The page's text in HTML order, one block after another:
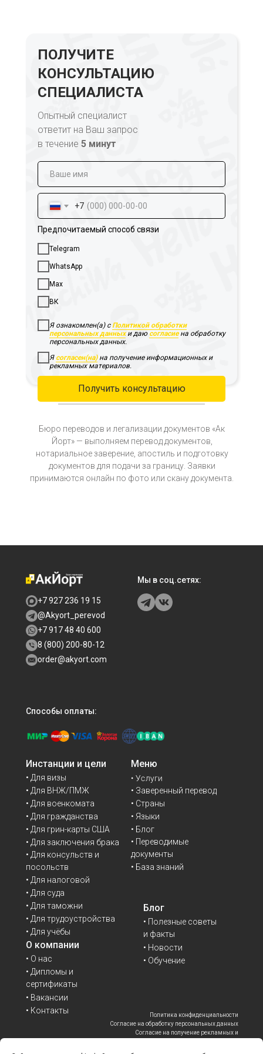
ПОЛУЧИТЕ
КОНСУЛЬТАЦИЮ
СПЕЦИАЛИСТА
Бюро переводов и легализации документов «Ак
Йорт» — выполняем перевод документов,
нотариальное заверение, апостиль и подготовку
документов для подачи за границу. Заявки
принимаются онлайн по фото или скану документа.
Опытный специалист
ответит на Ваш запрос
в течение 5 минут
+7
Предпочитаемый способ связи
Telegram
WhatsApp
Max
ВК
Я ознакомлен(а) сПолитикой обработки
персональных данныхи даю согласиена обработку
персональных данных.
Я согласен(на)на получение информационных и
рекламных материалов.
Получить консультацию
Блог
• Полезные советы
и факты
• Новости
• Обучение
Инстанции и цели
• Для визы
• Для ВНЖ/ПМЖ
• Для военкомата
• Для гражданства
• Для грин-карты США
• Для заключения брака
• Для консульств и
посольств
• Для налоговой
• Для суда
• Для таможни
• Для трудоустройства
• Для учёбы
Меню
• Услуги
• Заверенный перевод
• Страны
• Языки
• Блог
• Переводимые
документы
• База знаний
О компании
• О нас
• Дипломы и
сертификаты
• Вакансии
• Контакты
Политика конфиденциальности
Согласие на обработку персональных данных
Согласие на получение рекламных и
Мы в соц.сетях:
+7 927 236 19 15
@Akyort_perevod
+7 917 48 40 600
8 (800) 200-80-12
order@akyort.com
Способы оплаты: